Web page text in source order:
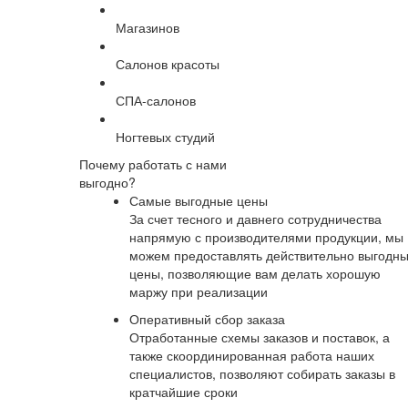
Магазинов
Салонов красоты
СПА-салонов
Ногтевых студий
Почему работать с нами
выгодно?
Самые выгодные цены
За счет тесного и давнего сотрудничества
напрямую с производителями продукции, мы
можем предоставлять действительно
цены, позволяющие вам делать хорошую
маржу при реализации
Оперативный сбор заказа
Отработанные схемы заказов и поставок, а
также скоординированная работа наших
специалистов, позволяют собирать заказы в
кратчайшие сроки